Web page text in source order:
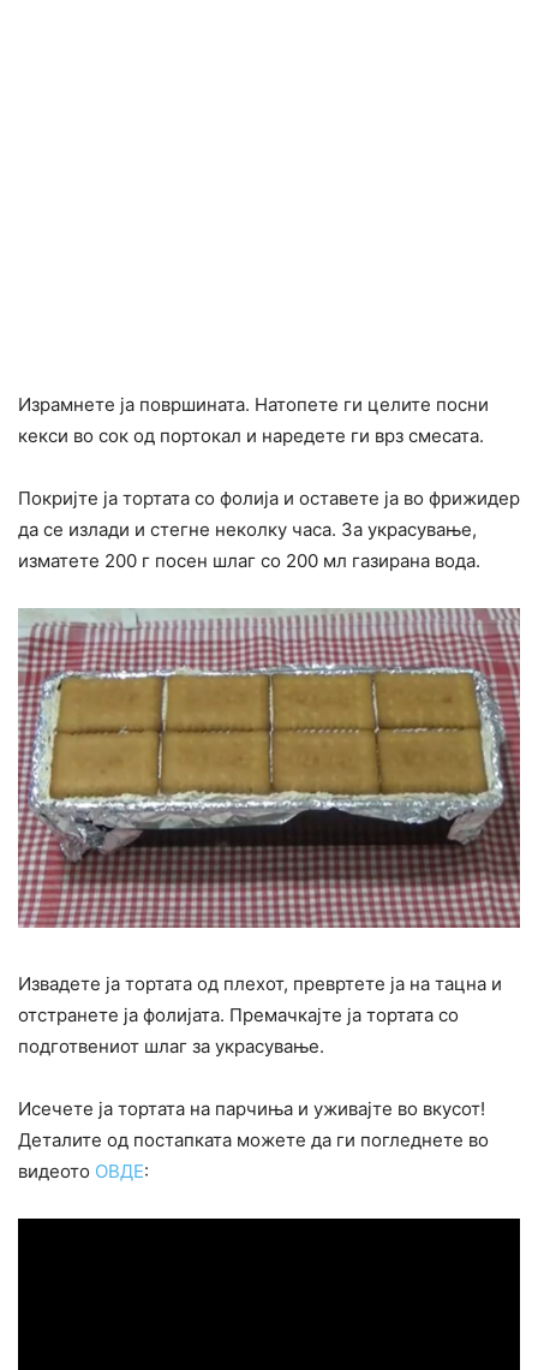
Израмнете ја површината. Натопете ги целите посни
кекси во сок од портокал и наредете ги врз смесата.
Покријте ја тортата со фолија и оставете ја во фрижидер
да се излади и стегне неколку часа. За украсување,
изматете 200 г посен шлаг со 200 мл газирана вода.
Извадете ја тортата од плехот, превртете ја на тацна и
отстранете ја фолијата. Премачкајте ја тортата со
подготвениот шлаг за украсување.
Исечете ја тортата на парчиња и уживајте во вкусот!
Деталите од постапката можете да ги погледнете во
видеото ОВДЕ: